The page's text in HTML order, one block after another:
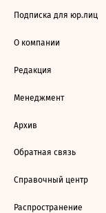
Подписка для юр.лиц
О компании
Редакция
Менеджмент
Архив
Обратная связь
Справочный центр
Распространение